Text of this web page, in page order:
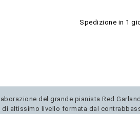
Spedizione in 1
del grande pianista Red
altissimo livello formata dal